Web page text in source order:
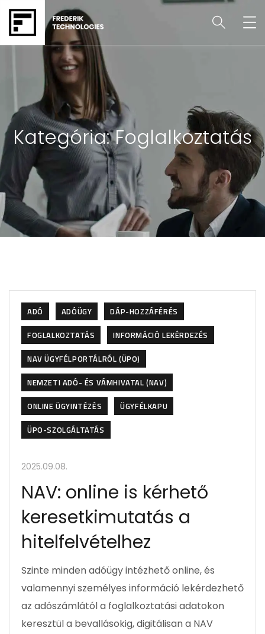
Kategória:Foglalkoztatás
ADÓ ADÓÜGY
DÁP-HOZZÁFÉRÉS
FOGLALKOZTATÁS
INFORMÁCIÓ LEKÉRDEZÉS
NAV ÜGYFÉLPORTÁLRÓL (ÜPO)
NEMZETI ADÓ- ÉS VÁMHIVATAL (NAV)
ONLINE ÜGYINTÉZÉS
ÜGYFÉLKAPU
ÜPO-SZOLGÁLTATÁS
2025.09.08.
NAV: online is kérhető
keresetkimutatás a
hitelfelvételhez
Szinte minden adóügy intézhető online, és
valamennyi személyes információ lekérdezhető
az adószámlától a foglalkoztatási adatokon
keresztül a bevallásokig, digitálisan a NAV